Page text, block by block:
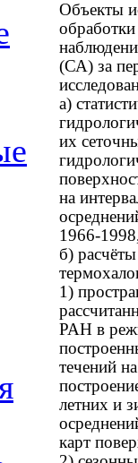
Объекты
(СА) за
а)
их
на
1966-
б)
1)
РАН в
течений
летних и
карт